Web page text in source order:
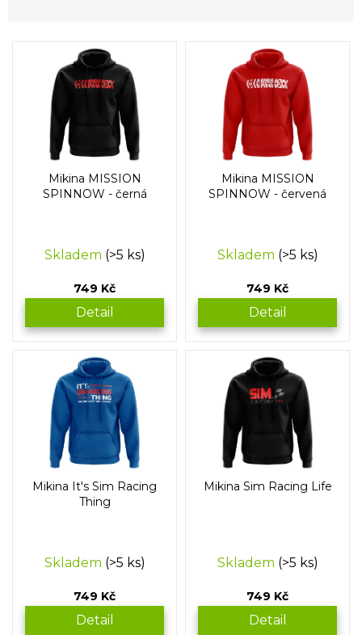
Mikina MISSION
SPINNOW - černá
Skladem (>5 ks)
749 Kč
Detail
Mikina MISSION
SPINNOW - červená
Skladem (>5 ks)
749 Kč
Detail
Mikina It's Sim Racing
Thing
Skladem (>5 ks)
749 Kč
Detail
Mikina Sim Racing Life
Skladem (>5 ks)
749 Kč
Detail